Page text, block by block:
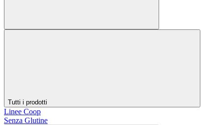
Tutti i prodotti
Linee Coop
Senza Glutine